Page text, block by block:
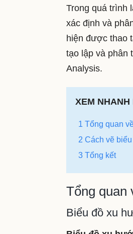
Trong quá trình
xác định và
hiện được thao
tạo lập và phân
Analysis.
XEM NHANH
1 Tổng quan
2 Cách vẽ
3 Tổng kết
Tổng quan
Biểu đồ xu